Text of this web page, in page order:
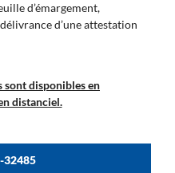
d’émargement,
d’une attestation
sont disponibles en
distanciel.
32485